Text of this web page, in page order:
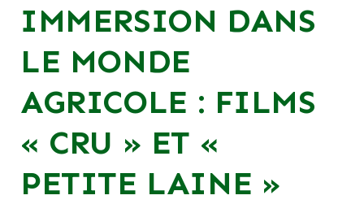
IMMERSION DANS
LE MONDE
AGRICOLE : FILMS
« CRU » ET «
PETITE LAINE »